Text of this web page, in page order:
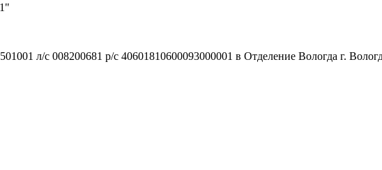
л/с 008200681 р/с 40601810600093000001 в Отделение Вологда г.